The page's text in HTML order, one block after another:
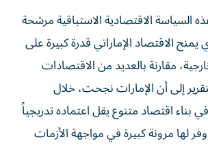
السياسة الاقتصادية الاستباقية مرشحة
يمنح الاقتصاد الإماراتي قدرة كبيرة على
مقارنة بالعديد من الاقتصادات
إلى أن الإمارات نجحت، خلال
بناء اقتصاد متنوع يقل اعتماده تدريجياً
لها مرونة كبيرة في مواجهة الأزمات